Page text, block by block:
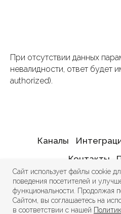
При отсутствии данных
невалидности, ответ будет
authorized).
Информация о
в
ChatPush — программное
Каналы
Контакты
Сайт использует файлы cookie
поведения посетителей и
функциональности. Продолжая
Сайтом, вы соглашаетесь на
в соответствии с нашей